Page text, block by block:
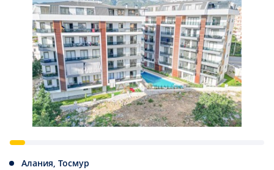
Алания, Тосмур